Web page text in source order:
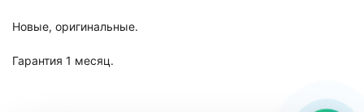
Новые, оригинальные.
Гарантия 1 месяц.